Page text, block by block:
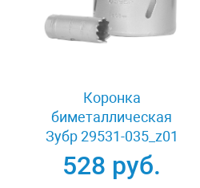
Коронка
биметаллическая
Зубр 29531-035_z01
528 руб.